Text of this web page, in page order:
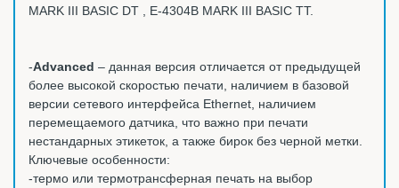
MARK III BASIC DT , E-4304B MARK III BASIC TT.
-Advanced – данная версия отличается от предыдущей
более высокой скоростью печати, наличием в базовой
версии сетевого интерфейса Ethernet, наличием
перемещаемого датчика, что важно при печати
нестандарных этикеток, а также бирок без черной метки.
Ключевые особенности:
-термо или термотрансферная печать на выбор